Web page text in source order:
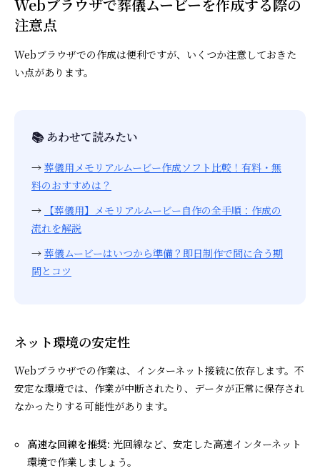
Webブラウザで葬儀ムービーを作成する際の
注意点
Webブラウザでの作成は便利ですが、いくつか注意しておきた
い点があります。
📚 あわせて読みたい
→ 葬儀用メモリアルムービー作成ソフト比較！有料・無
料のおすすめは？
→
【葬儀用】メモリアルムービー自作の全手順：作成の
流れを解説
→ 葬儀ムービーはいつから準備？即日制作で間に合う期
間とコツ
ネット環境の安定性
Webブラウザでの作業は、インターネット接続に依存します。不
安定な環境では、作業が中断されたり、データが正常に保存され
なかったりする可能性があります。
高速な回線を推奨: 光回線など、安定した高速インターネット
環境で作業しましょう。